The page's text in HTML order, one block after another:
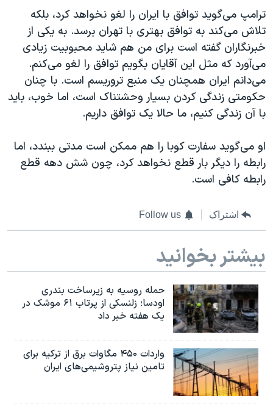
ترامپ می‌گوید توافق با ایران را لغو نخواهد کرد، بلکه
تلاش می‌کند به توافق بهتری با تهران برسد. به یکی از
خبرنگاران گفته است برای من هم شاید محبوبیت زیادی
می‌آورد که مثل این آقایان بگویم توافق را لغو می‌کنم.
می‌دانم ایران همچنان یک منبع تروریسم است. با چنان
حکومتی زندگی کردن بسیار وحشتناک است، اما خوب، باید
با آن زندگی کنیم، ما حالا یک توافق داریم.
او می‌گوید سفارت کوبا را هم ممکن است مدتی ببندد، اما
رابطه را دیگر بار قطع نخواهد کرد، چون شش دهه قطع
رابطه کافی است.
اشتراک Follow us
بیشتر بخوانید
حمله روسیه به زیرساخت بندری
اودسا؛ زلنسکی از پرتاب ۶۱ موشک در
یک هفته خبر داد
واردات ۴۵۰ مگاوات برق از ترکیه برای
تامین نیاز پتروشیمی‌های ایران